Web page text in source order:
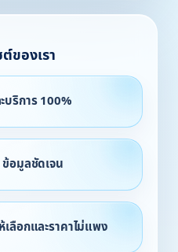
ของเรา
ริการ 100%
อมูลชัดเจน
เลือกและราคาไม่แพง